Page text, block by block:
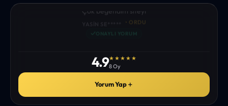
“sanırım yeni bir hava durumu sitesisiniz. ilk defa bu denli bir
site gördüm. bundn sonra sizinleym. tebrikler. sitede
istediğim tüm bilgiyi bulabiliyorum. ekibinizin emeğine saglık”
• ERZURUM
4.9★★★★★